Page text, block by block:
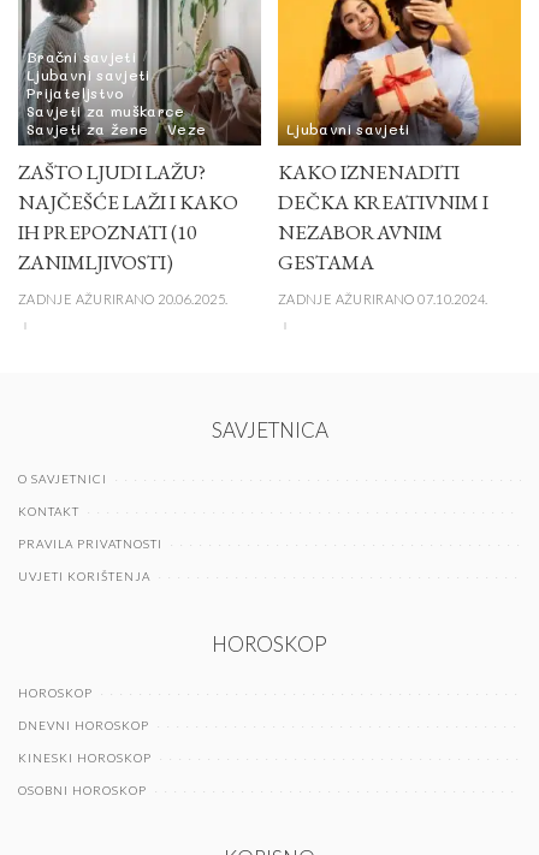
Bračni savjeti
Ljubavni savjeti
Prijateljstvo
Savjeti za muškarce
Savjeti za žene
Veze
ZAŠTO LJUDI LAŽU?
NAJČEŠĆE LAŽI I KAKO
IH PREPOZNATI (10
ZANIMLJIVOSTI)
ZADNJE AŽURIRANO 20.06.2025.
Ljubavni savjeti
KAKO IZNENADITI
DEČKA KREATIVNIM I
NEZABORAVNIM
GESTAMA
ZADNJE AŽURIRANO 07.10.2024.
SAVJETNICA
O SAVJETNICI
KONTAKT
PRAVILA PRIVATNOSTI
UVJETI KORIŠTENJA
HOROSKOP
HOROSKOP
DNEVNI HOROSKOP
KINESKI HOROSKOP
OSOBNI HOROSKOP